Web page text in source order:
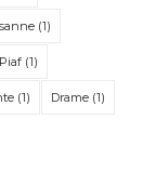
(1)
(1)
(1) Drame(1)